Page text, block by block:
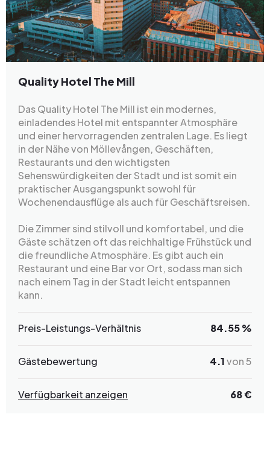
Quality Hotel The Mill
Das Quality Hotel The Mill ist ein modernes,
einladendes Hotel mit entspannter Atmosphäre
und einer hervorragenden zentralen Lage. Es liegt
in der Nähe von Möllevången, Geschäften,
Restaurants und den wichtigsten
Sehenswürdigkeiten der Stadt und ist somit ein
praktischer Ausgangspunkt sowohl für
Wochenendausflüge als auch für Geschäftsreisen.
Die Zimmer sind stilvoll und komfortabel, und die
Gäste schätzen oft das reichhaltige Frühstück und
die freundliche Atmosphäre. Es gibt auch ein
Restaurant und eine Bar vor Ort, sodass man sich
nach einem Tag in der Stadt leicht entspannen
kann.
Preis-Leistungs-Verhältnis 84.55 %
Gästebewertung 4.1von 5
Verfügbarkeit anzeigen 68 €